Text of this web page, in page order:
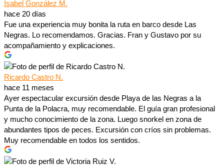
Isabel González M.
hace 20 días
Fue una experiencia muy bonita la ruta en barco desde Las
Negras. Lo recomendamos. Gracias. Fran y Gustavo por su
acompañamiento y explicaciones.
Ricardo Castro N.
hace 11 meses
Ayer espectacular excursión desde Playa de las Negras a la
Punta de la Polacra, muy recomendable. El guía gran profesional
y mucho conocimiento de la zona. Luego snorkel en zona de
abundantes tipos de peces. Excursión con críos sin problemas.
Muy recomendable en todos los sentidos.